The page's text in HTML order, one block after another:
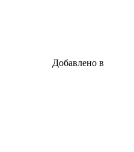
Добавлено в